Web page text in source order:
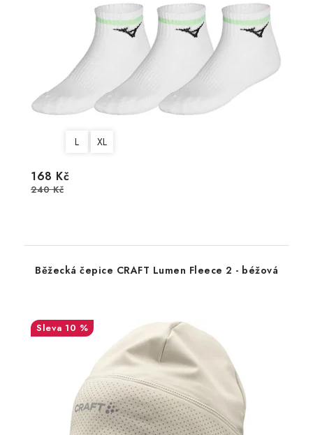
L XL
168 Kč
240 Kč
Běžecká čepice CRAFT Lumen Fleece 2 - béžová
10 %